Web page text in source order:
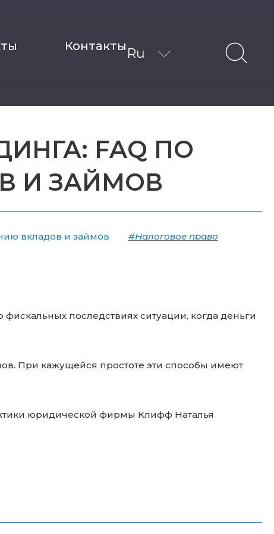
Контакты Ru
FAQ ПО
И ЗАЙМОВ
вкладов и займов #Налоговое право
последствиях ситуации, когда деньги
При кажущейся простоте эти способы имеют
юридической фирмы Клифф Наталья